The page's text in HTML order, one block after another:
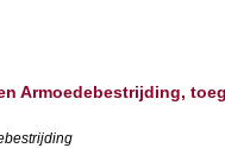
Armoedebestrijding,